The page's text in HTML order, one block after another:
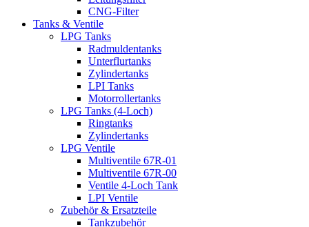
CNG-Filter
Tanks & Ventile
LPG Tanks
Radmuldentanks
Unterflurtanks
Zylindertanks
LPI Tanks
Motorrollertanks
LPG Tanks (4-Loch)
Ringtanks
Zylindertanks
LPG Ventile
Multiventile 67R-01
Multiventile 67R-00
Ventile 4-Loch Tank
LPI Ventile
Zubehör & Ersatzteile
Tankzubehör